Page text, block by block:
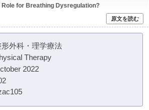
Role for Breathing Dysregulation?
原文を読む
形外科・理学療法
Therapy
2022